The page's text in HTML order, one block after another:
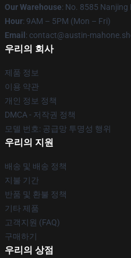
Our Warehouse: No. 8585 Nanjing
Hour: 9AM – 5PM (Mon – Fri)
Email : contact@austin-
우리의 회사
제품 정보
이용 약관
개인 정보 정책
DMCA - 저작권 정책
모델 번호: 공급망 투명성 행위
우리의 지원
배송 및 배송 정책
지불 기간
반품 및 환불 정책
기타 제품
고객지원 (FAQ)
구매하기
우리의 상점